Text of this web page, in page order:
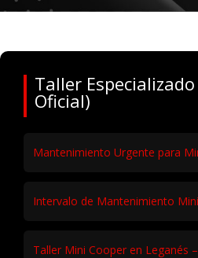
Taller
Oficial)
Mantenimiento Urgente para
Intervalo de Mantenimiento
Taller Mini Cooper en Leganés